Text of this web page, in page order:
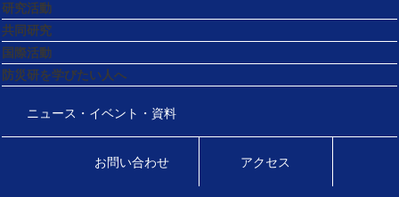
研究活動
共同研究
国際活動
防災研を学びたい人へ
ニュース・イベント・資料
お問い合わせ アクセス